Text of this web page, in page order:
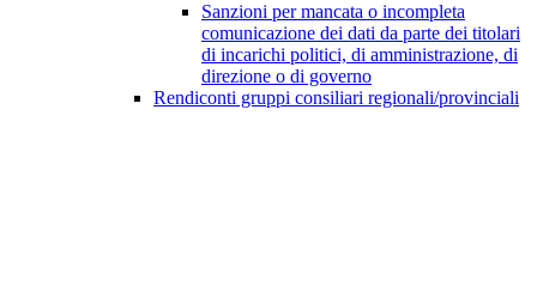
Sanzioni per mancata o incompleta
comunicazione dei dati da parte dei titolari
di incarichi politici, di amministrazione, di
direzione o di governo
Rendiconti gruppi consiliari regionali/provinciali